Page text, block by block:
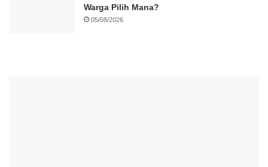
Warga Pilih Mana?
05/08/2026